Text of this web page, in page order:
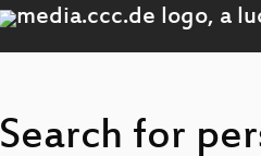
Search for